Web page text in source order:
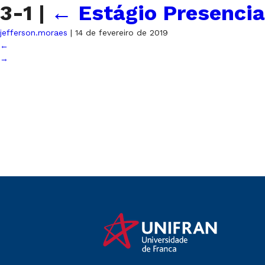
3-1 | ← Estágio
jefferson.moraes | 14 de fevereiro de 2019
←
→